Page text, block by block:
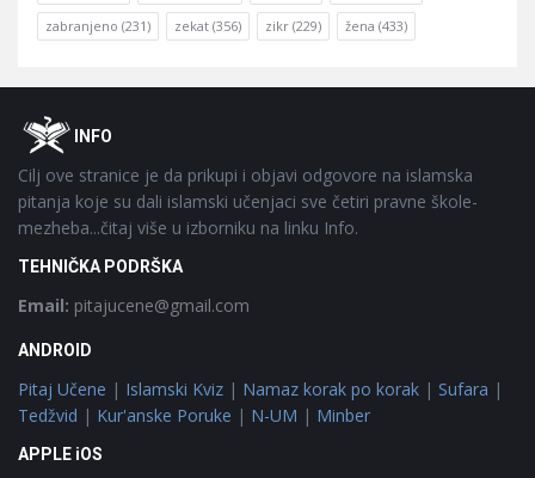
zabranjeno (231) zekat (356) zikr (229) žena (433)
FooterOINFO
Cilj ove stranice je da prikupi i objavi odgovore na islamska
pitanja koje su dali islamski učenjaci sve četiri pravne škole-
mezheba...čitaj više u izborniku na linku Info.
TEHNIČKA PODRŠKA
Email: pitajucene@gmail.com
ANDROID
Pitaj Učene | Islamski Kviz | Namaz korak po korak | Sufara |
Tedžvid | Kur'anske Poruke | N-UM | Minber
APPLE iOS